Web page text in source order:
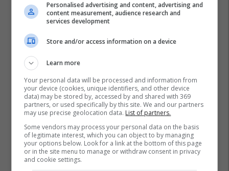
Promo
Këtë herë me kartelë
gërvishtëse plotësisht digjitale
dhe mbi 40 mijë shpërblime
instant!Meridian
Zgjidhni një nga katër modelet
Personalised advertising and content, advertising and
content measurement, audience research and
services development
Store and/or access information on a device
Learn more
Your personal data will be processed and information from
your device (cookies, unique identifiers, and other device
data) may be stored by, accessed by and shared with 369
partners, or used specifically by this site. We and our partners
may use precise geolocation data. List of partners.
Some vendors may process your personal data on the basis
of legitimate interest, which you can object to by managing
your options below. Look for a link at the bottom of this page
or in the site menu to manage or withdraw consent in privacy
and cookie settings.